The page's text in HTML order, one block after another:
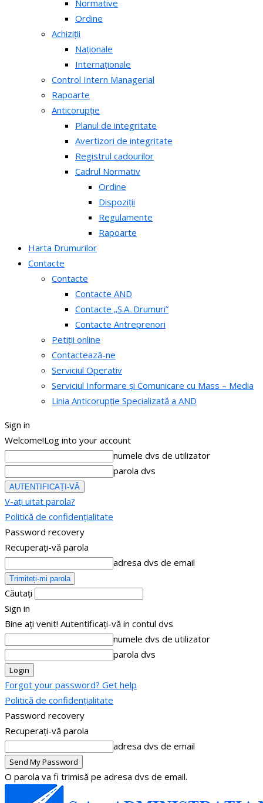
Normative
Ordine
Achiziții
Naționale
Internaționale
Control Intern Managerial
Rapoarte
Anticorupție
Planul de integritate
Avertizori de integritate
Registrul cadourilor
Cadrul Normativ
Ordine
Dispoziții
Regulamente
Rapoarte
Harta Drumurilor
Contacte
Contacte
Contacte AND
Contacte „S.A. Drumuri”
Contacte Antreprenori
Petiții online
Contactează-ne
Serviciul Operativ
Serviciul Informare și Comunicare cu Mass – Media
Linia Anticorupție Specializată a AND
Sign in
Welcome!Log into your account
numele dvs de utilizator
parola dvs
V-ați uitat parola?
Politică de confidențialitate
Password recovery
Recuperați-vă parola
adresa dvs de email
Căutați
Sign in
Bine ați venit! Autentificați-vă in contul dvs
numele dvs de utilizator
parola dvs
Forgot your password? Get help
Politică de confidențialitate
Password recovery
Recuperați-vă parola
adresa dvs de email
O parola va fi trimisă pe adresa dvs de email.